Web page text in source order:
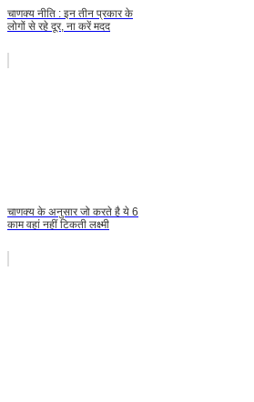
चाणक्य नीति : इन तीन प्रकार के
लोगों से रहे दूर, ना करें मदद
चाणक्य के अनुसार जो करते है ये 6
काम वहां नहीं टिकती लक्ष्मी